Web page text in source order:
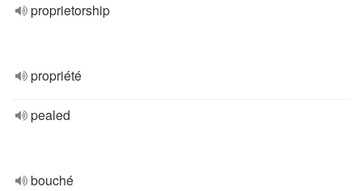
proprietorship
propriété
pealed
bouché